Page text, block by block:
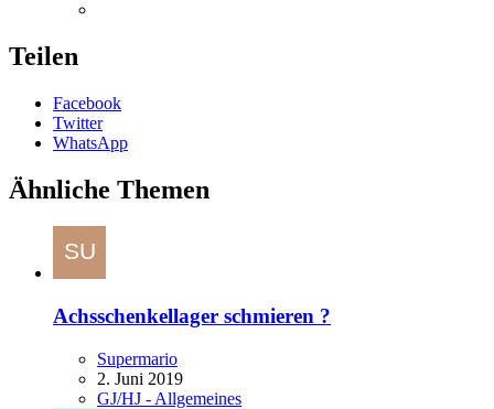
Teilen
Facebook
Twitter
WhatsApp
Ähnliche Themen
Achsschenkellager schmieren ?
Supermario
2. Juni 2019
GJ/HJ - Allgemeines